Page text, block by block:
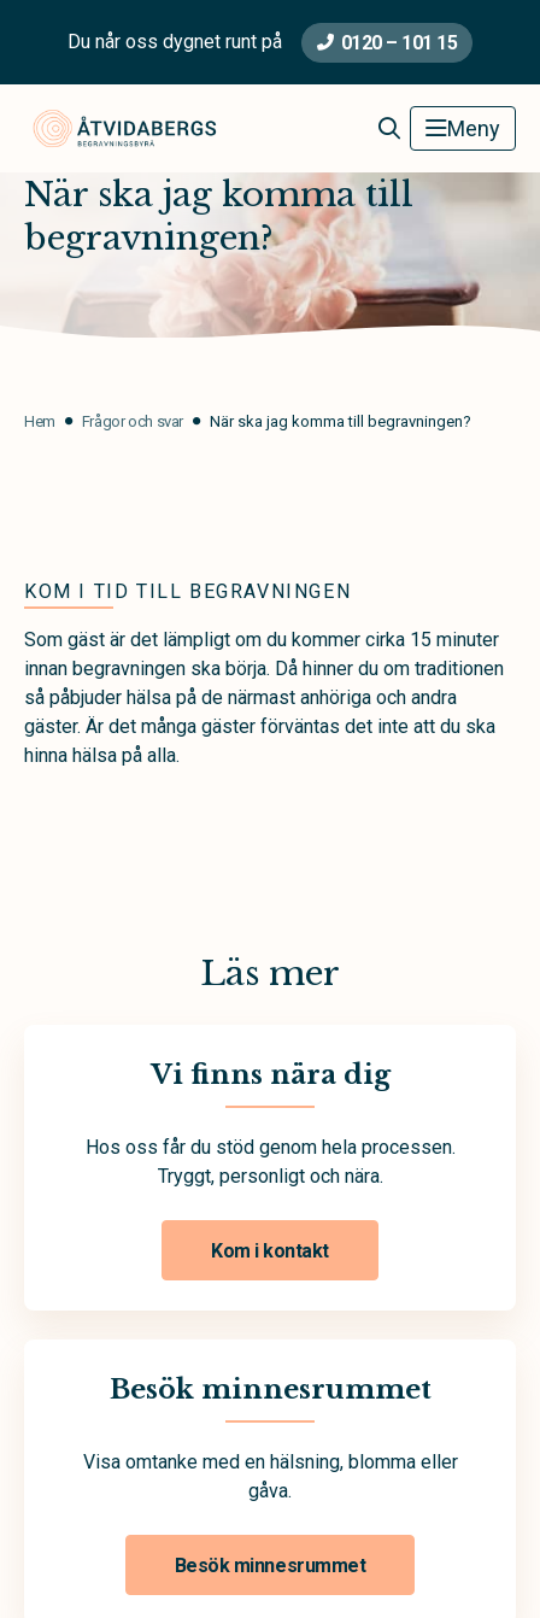
Du når oss dygnet runt på 0120 – 101 15
Åtvidabergs BegravningsbyråMeny
När ska jag komma till
begravningen?
Hem Frågor och svar När ska jag komma till begravningen?
KOM I TID TILL BEGRAVNINGEN
Som gäst är det lämpligt om du kommer cirka 15 minuter
innan begravningen ska börja. Då hinner du om traditionen
så påbjuder hälsa på de närmast anhöriga och andra
gäster. Är det många gäster förväntas det inte att du ska
hinna hälsa på alla.
Läs mer
Vi finns nära dig
Hos oss får du stöd genom hela processen.
Tryggt, personligt och nära.
Kom i kontakt
Besök minnesrummet
Visa omtanke med en hälsning, blomma eller
gåva.
Besök minnesrummet